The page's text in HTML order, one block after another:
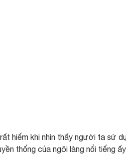
hiếm khi nhìn thấy người ta sử
thống của ngôi làng nổi tiếng